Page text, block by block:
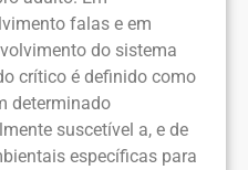
falas e em
do sistema
crítico é definido como
determinado
suscetível a, e de
específicas para